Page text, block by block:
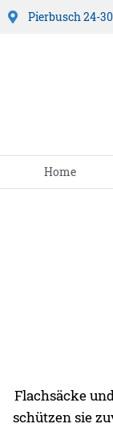
Pierbusch 24-
Home
Flachsäcke
schützen sie